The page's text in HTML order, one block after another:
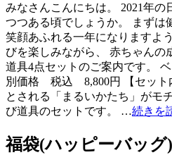
みなさんこんにちは。 2021年の
つつある頃でしょうか。 まずは
笑顔あふれる一年になりますよ
びを楽しみながら、 赤ちゃんの
道具4点セットのご案内です。
別価格 税込 8,800円 【セット
とされる「まるいかたち」がモ
び道具のセットです。 …続きを
福袋(ハッピーバッ